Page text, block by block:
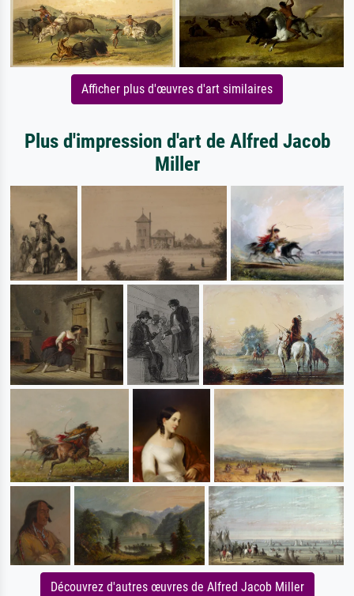
Afficher plus d'œuvres d'art similaires
Plus d'impression d'art de Alfred Jacob
Miller
Découvrez d'autres œuvres de Alfred Jacob Miller